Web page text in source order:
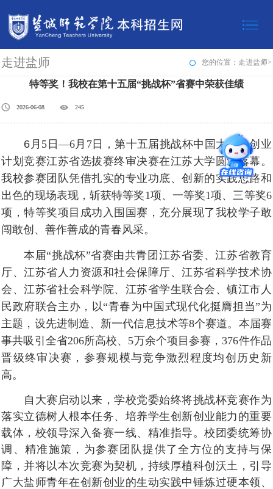
走进盐师 您的位置：走进盐师>
特等奖！我校在第十五届“挑战杯”省赛中荣获佳绩
2026-06-08 245
6 月 5 日 —6月 7日，第十五届挑战杯中国大学生创业
计划竞赛江苏省选拔赛终审决赛在江苏大学圆满落幕。
我校参赛团队凭借扎实的专业功底、创新的实践思路和
出色的现场表现，斩获特等奖1项、一等奖1项、三等奖6
项，特等奖项目成功入围国赛，充分展现了我校学子敢
闯敢创、善作善成的青春风采。
本届“挑战杯”省赛由共青团江苏省委、江苏省教育
厅、江苏省人力资源和社会保障厅、江苏省科学技术协
会、江苏省社会科学院、江苏省学生联合会、镇江市人
民政府联合主办，以“青春为中国式现代化挺膺担当”为
主题，设先进制造、新一代信息技术等8个赛道。本届赛
事共吸引全省206所高校、 5万余个项目参赛，376件作品
晋级终审决赛，参赛规模与竞争激烈程度均创历史新
高。
自大赛启动以来，学校党委始终将挑战杯竞赛作为
落实立德树人根本任务、培养学生创新创业能力的重要
载体，校领导深入备赛一线、精准指导。校团委统筹协
调、精准施策，为参赛团队提供了全方位的支持与保
障，并将以本次竞赛为契机，持续厚植科创沃土，引导
广大盐师青年在创新创业的生动实践中锤炼过硬本领、